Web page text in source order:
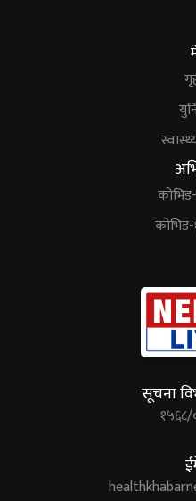
कोभिड-
सूचना